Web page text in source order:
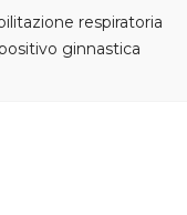
respiratoria
ginnastica